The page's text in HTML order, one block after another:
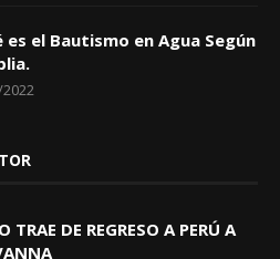
es el Bautismo en Agua Según
TRAE DE REGRESO A PERÚ A